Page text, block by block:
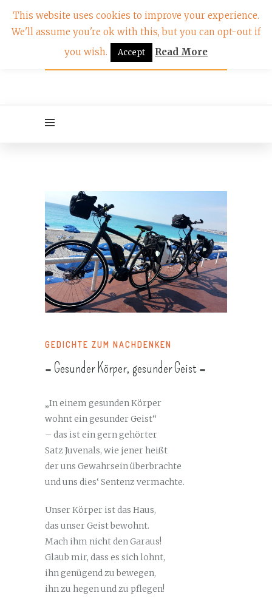
GEDICHTE ZUM NACHDENKEN
= Gesunder Körper, gesunder Geist =
„In einem gesunden Körper
wohnt ein gesunder Geist“
– das ist ein gern gehörter
Satz Juvenals, wie jener heißt
der uns Gewahrsein überbrachte
und uns dies‘ Sentenz vermachte.
Unser Körper ist das Haus,
das unser Geist bewohnt.
Mach ihm nicht den Garaus!
Glaub mir, dass es sich lohnt,
ihn genügend zu bewegen,
ihn zu hegen und zu pflegen!
This website uses cookies to improve your experience.
We'll assume you're ok with this, but you can opt-out if
you wish.
Accept Read More